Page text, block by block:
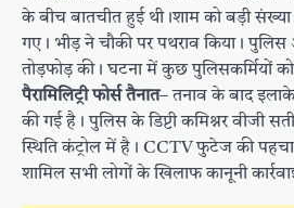
के बीच बातचीत हुई थी।शाम को बड़ी
गए। भीड़ ने चौकी पर पथराव किया।
तोड़फोड़ की। घटना में कुछ पुलिसकर्मियों
पैरामिलिट्री फोर्स तैनात– तनाव के बाद इलाके
की गई है। पुलिस के डिप्टी कमिश्नर वीजी
स्थिति कंट्रोल में है। CCTV फुटेज की
शामिल सभी लोगों के खिलाफ कानूनी